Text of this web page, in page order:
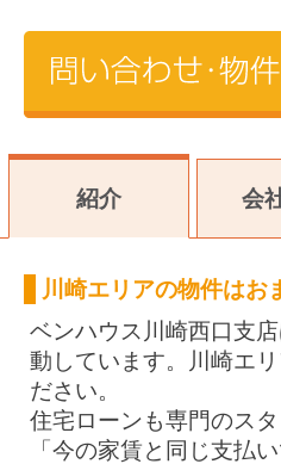
紹介 会
川崎エリアの物件はお
ベンハウス川崎西口支
動しています。川崎エ
ださい。
住宅ローンも専門のスタ
「今の家賃と同じ支払